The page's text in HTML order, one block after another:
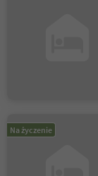
Na życzenie